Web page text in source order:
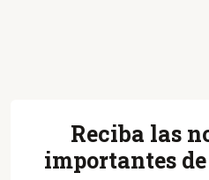
Reciba las
importantes